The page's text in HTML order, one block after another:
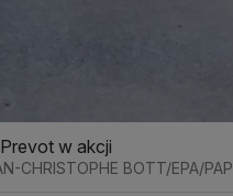
w akcji
CHRISTOPHE BOTT/EPA/PAP